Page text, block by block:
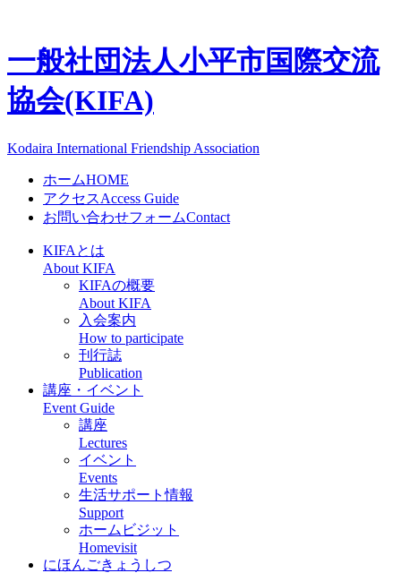
一般社団法人小平市国際交流
協会(KIFA)
Kodaira International Friendship Association
ホームHOME
アクセスAccess Guide
お問い合わせフォームContact
KIFAとは
About KIFA
KIFAの概要
About KIFA
入会案内
How to participate
刊行誌
Publication
講座・イベント
Event Guide
講座
Lectures
イベント
Events
生活サポート情報
Support
ホームビジット
Homevisit
にほんごきょうしつ